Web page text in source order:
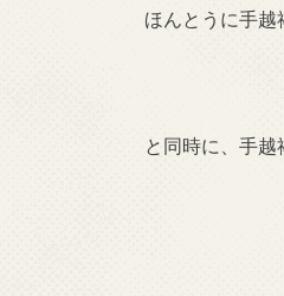
ほんとうに手越
と同時に、手越